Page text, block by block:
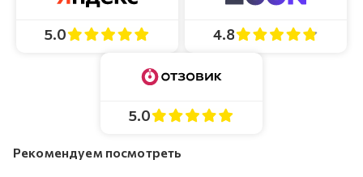
5.0 4.8
5.0
Рекомендуем посмотреть